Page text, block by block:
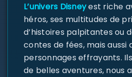
L’univers Disneyest riche
héros, ses multitudes de
d’histoires palpitantes ou
contes de fées, mais aussi
personnages effrayants.
de belles aventures, nous